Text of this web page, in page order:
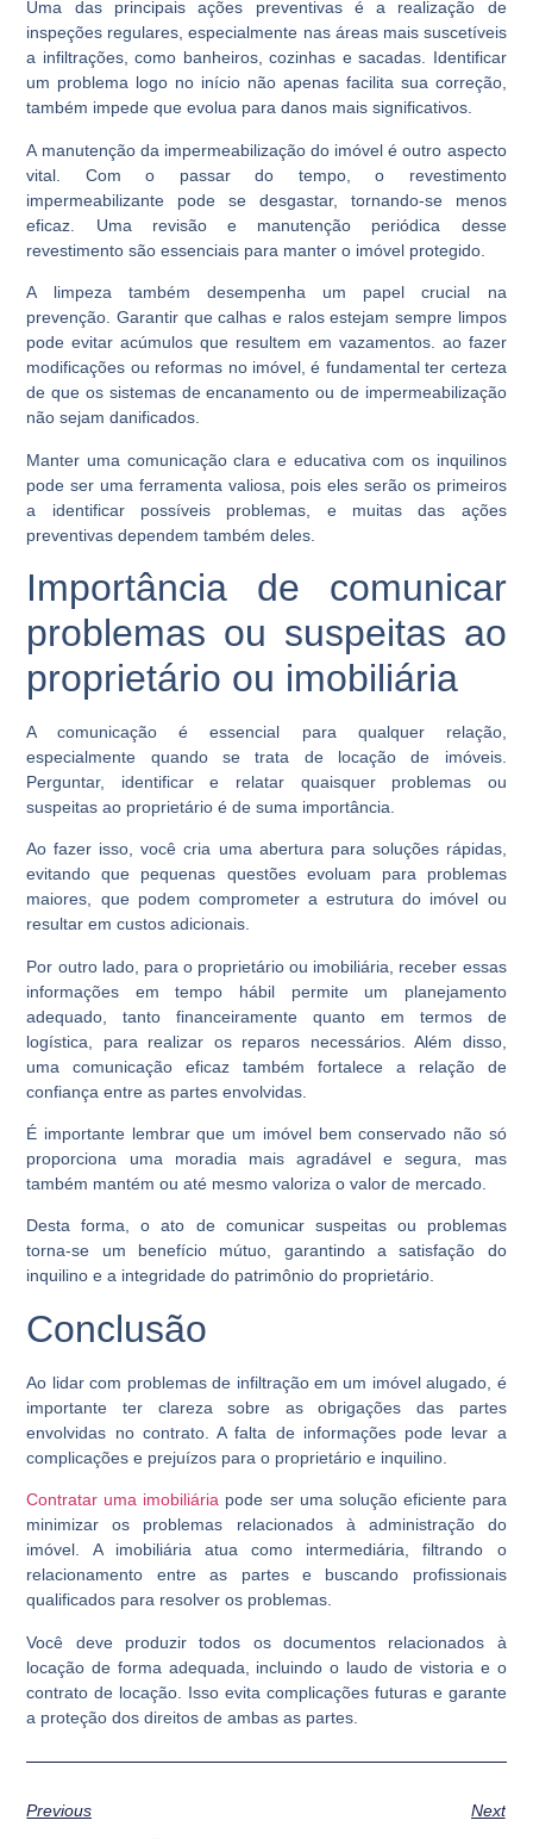
Uma das principais ações preventivas é a realização de
inspeções regulares, especialmente nas áreas mais suscetíveis
a infiltrações, como banheiros, cozinhas e sacadas. Identificar
um problema logo no início não apenas facilita sua correção,
também impede que evolua para danos mais significativos.
A manutenção da impermeabilização do imóvel é outro aspecto
vital. Com o passar do tempo, o revestimento
impermeabilizante pode se desgastar, tornando-se menos
eficaz. Uma revisão e manutenção periódica desse
revestimento são essenciais para manter o imóvel protegido.
A limpeza também desempenha um papel crucial na
prevenção. Garantir que calhas e ralos estejam sempre limpos
pode evitar acúmulos que resultem em vazamentos. ao fazer
modificações ou reformas no imóvel, é fundamental ter certeza
de que os sistemas de encanamento ou de impermeabilização
não sejam danificados.
Manter uma comunicação clara e educativa com os inquilinos
pode ser uma ferramenta valiosa, pois eles serão os primeiros
a identificar possíveis problemas, e muitas das ações
preventivas dependem também deles.
Importância de comunicar
problemas ou suspeitas ao
proprietário ou imobiliária
A comunicação é essencial para qualquer relação,
especialmente quando se trata de locação de imóveis.
Perguntar, identificar e relatar quaisquer problemas ou
suspeitas ao proprietário é de suma importância.
Ao fazer isso, você cria uma abertura para soluções rápidas,
evitando que pequenas questões evoluam para problemas
maiores, que podem comprometer a estrutura do imóvel ou
resultar em custos adicionais.
Por outro lado, para o proprietário ou imobiliária, receber essas
informações em tempo hábil permite um planejamento
adequado, tanto financeiramente quanto em termos de
logística, para realizar os reparos necessários. Além disso,
uma comunicação eficaz também fortalece a relação de
confiança entre as partes envolvidas.
É importante lembrar que um imóvel bem conservado não só
proporciona uma moradia mais agradável e segura, mas
também mantém ou até mesmo valoriza o valor de mercado.
Desta forma, o ato de comunicar suspeitas ou problemas
torna-se um benefício mútuo, garantindo a satisfação do
inquilino e a integridade do patrimônio do proprietário.
Conclusão
Ao lidar com problemas de infiltração em um imóvel alugado, é
importante ter clareza sobre as obrigações das partes
envolvidas no contrato. A falta de informações pode levar a
complicações e prejuízos para o proprietário e inquilino.
Contratar uma imobiliária pode ser uma solução eficiente para
minimizar os problemas relacionados à administração do
imóvel. A imobiliária atua como intermediária, filtrando o
relacionamento entre as partes e buscando profissionais
qualificados para resolver os problemas.
Você deve produzir todos os documentos relacionados à
locação de forma adequada, incluindo o laudo de vistoria e o
contrato de locação. Isso evita complicações futuras e garante
a proteção dos direitos de ambas as partes.
Previous Next